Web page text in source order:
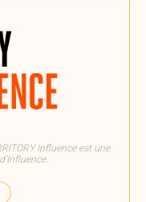
Influence est une